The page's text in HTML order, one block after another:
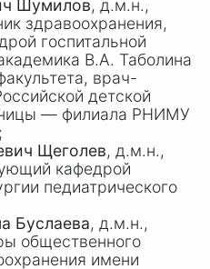
Шумилов, д.м.н.,
здравоохранения,
госпитальной
В.А. Таболина
врач-
детской
— филиала РНИМУ
;
Щеголев, д.м.н.,
кафедрой
педиатрического
Буслаева, д.м.н.,
общественного
имени